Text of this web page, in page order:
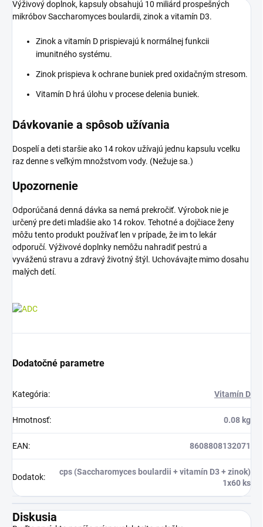
Výživový doplnok, kapsuly obsahujú 10 miliárd prospešných
mikróbov Saccharomyces boulardii, zinok a vitamín D3.
Zinok a vitamín D prispievajú k normálnej funkcii
imunitného systému.
Zinok prispieva k ochrane buniek pred oxidačným stresom.
Vitamín D hrá úlohu v procese delenia buniek.
Dávkovanie a spôsob užívania
Dospelí a deti staršie ako 14 rokov užívajú jednu kapsulu vcelku
raz denne s veľkým množstvom vody. (Nežuje sa.)
Upozornenie
Odporúčaná denná dávka sa nemá prekročiť. Výrobok nie je
určený pre deti mladšie ako 14 rokov. Tehotné a dojčiace ženy
môžu tento produkt používať len v prípade, že im to lekár
odporučí. Výživové doplnky nemôžu nahradiť pestrú a
vyváženú stravu a zdravý životný štýl. Uchovávajte mimo dosahu
malých detí.
Dodatočné parametre
Kategória: Vitamín D
Hmotnosť: 0.08 kg
EAN: 8608808132071
Dodatok:
cps (Saccharomyces boulardii + vitamín D3 + zinok)
1x60 ks
Diskusia